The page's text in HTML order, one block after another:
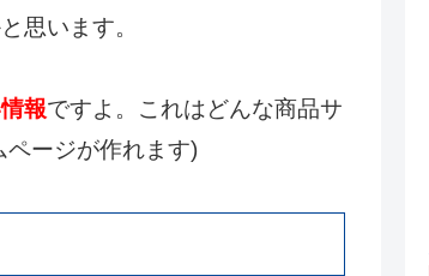
思います。
報ですよ。これはどんな商品サ
ージが作れます)